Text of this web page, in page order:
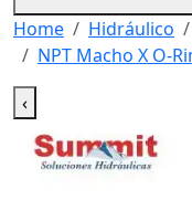
Home Hidráulico
NPT Macho X O-
‹